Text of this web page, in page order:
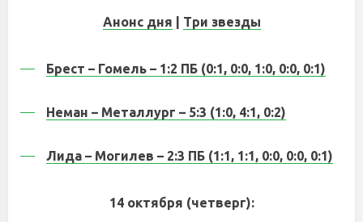
Анонс дня Три звезды
Брест – Гомель – 1:2 ПБ (0:1, 0:0, 1:0, 0:0, 0:1)
Неман – Металлург – 5:3 (1:0, 4:1, 0:2)
Лида – Могилев – 2:3 ПБ (1:1, 1:1, 0:0, 0:0, 0:1)
14 октября (четверг):